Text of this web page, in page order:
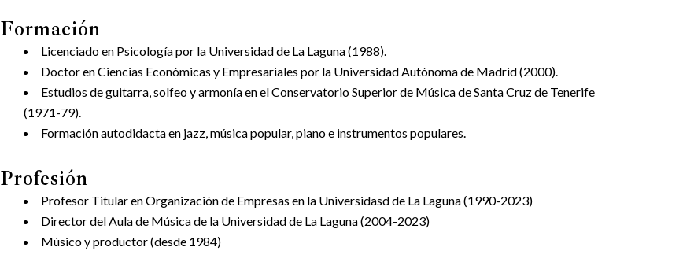
Formación
Licenciado en Psicología por la Universidad de La Laguna (1988).
Doctor en Ciencias Económicas y Empresariales por la Universidad Autónoma de Madrid (2000).
Estudios de guitarra, solfeo y armonía en el Conservatorio Superior de Música de Santa Cruz de Tenerife
(1971-79).
Formación autodidacta en jazz, música popular, piano e instrumentos populares.
Profesión
Profesor Titular en Organización de Empresas en la Universidasd de La Laguna (1990-2023)
Director del Aula de Música de la Universidad de La Laguna (2004-2023)
Músico y productor (desde 1984)